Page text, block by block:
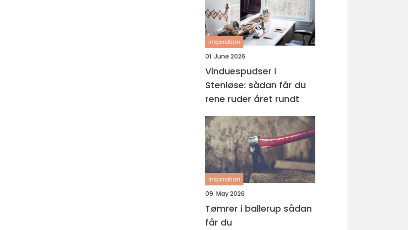
inspiration
01. June 2026
Vinduespudser i
Stenløse: sådan får du
rene ruder året rundt
inspiration
09. May 2026
Tømrer i ballerup sådan
får du